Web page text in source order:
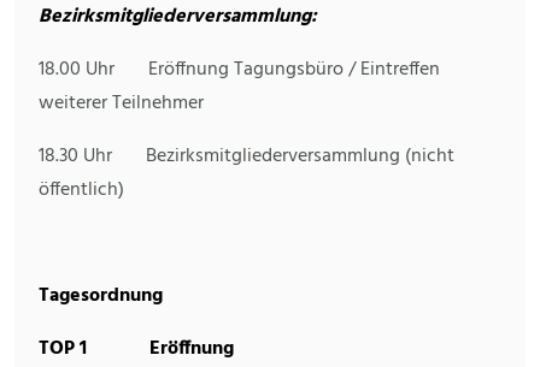
Bezirksmitgliederversammlung:
18.00 Uhr Eröffnung Tagungsbüro / Eintreffen
weiterer Teilnehmer
18.30 Uhr Bezirksmitgliederversammlung (nicht
öffentlich)
Tagesordnung
TOP1 Eröffnung